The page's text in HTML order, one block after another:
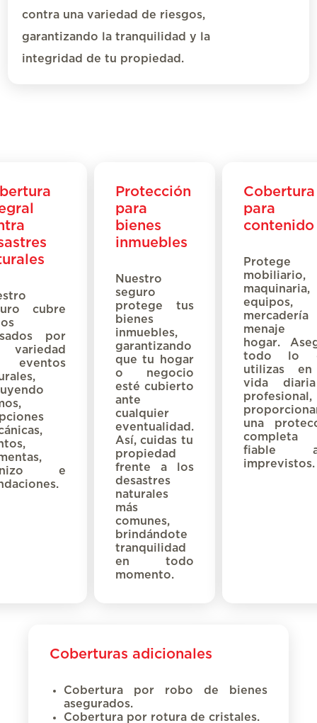
contra una variedad de riesgos,
garantizando la tranquilidad y
la
integridad de tu propiedad.
cubre
por
variedad
eventos
e
Protección
para
bienes
inmuebles
N uestro
seguro
protege tus
bienes
inmuebles,
garantizando
que tu hogar
o negocio
esté cubierto
ante
cualquier
eventualidad.
Así,cuidas tu
propiedad
frente alos
desastres
naturales
más
comunes,
brindándote
tranquilidad
en todo
momento.
Cobertura
para
contenido
mobiliario,
maquinaria,
equipos,
mercadería
menaje
hogar.
todo lo
utilizas
vida
profesional,
una
fiable
imprevistos.
Coberturas adicionales
Cobertura por robo de bienes
asegurados.
Cobertura por rotura de cristales.